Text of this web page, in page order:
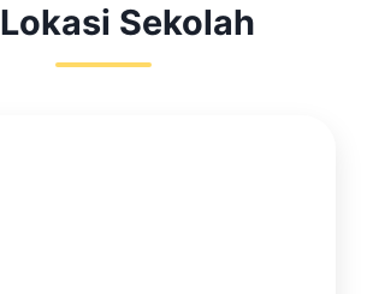
Lokasi Sekolah